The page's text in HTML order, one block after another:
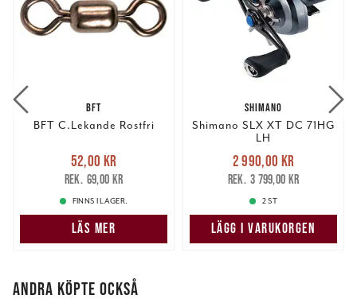
BFT
BFT C.Lekande Rostfri
Nuvarande pris
52,00 krTidigare pris
69,00 kr
52,00 kr
69,00 kr
FINNS I LAGER.
LÄS MER
SHIMANO
Shimano SLX XT DC 71HG
LH
Nuvarande pris
2 990,00 krTidigare pris
3 799,00 kr
2 990,00 kr
3 799,00 kr
2 ST
LÄGG I VARUKORGEN
ANDRA KÖPTE OCKSÅ